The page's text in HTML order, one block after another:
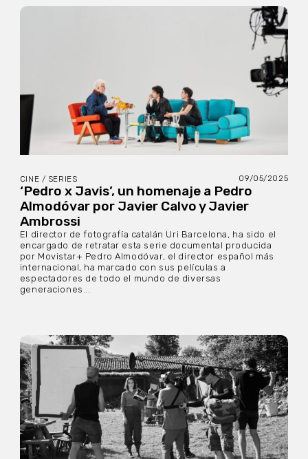
CINE / SERIES 09/05/2025
‘Pedro x Javis’, un homenaje a Pedro
Almodóvar por Javier Calvo y Javier
Ambrossi
El director de fotografía catalán Uri Barcelona, ha sido el
encargado de retratar esta serie documental producida
por Movistar+ Pedro Almodóvar, el director español más
internacional, ha marcado con sus películas a
espectadores de todo el mundo de diversas
generaciones...